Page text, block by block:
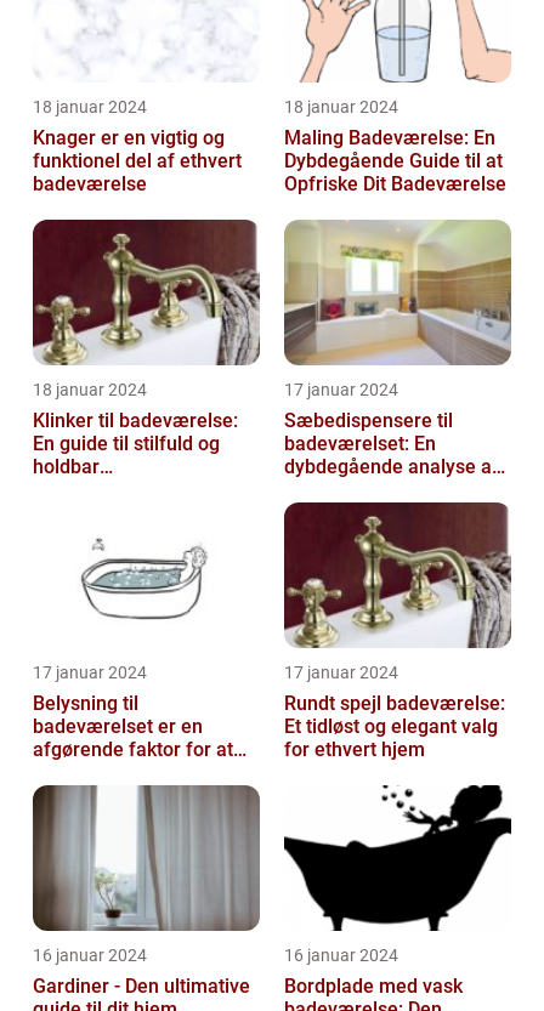
18 januar 2024
Knager er en vigtig og
funktionel del af ethvert
badeværelse
18 januar 2024
Maling Badeværelse: En
Dybdegående Guide til at
Opfriske Dit Badeværelse
18 januar 2024
Klinker til badeværelse:
En guide til stilfuld og
holdbar
17 januar 2024
Sæbedispensere til
badeværelset: En
dybdegående analyse af
dit hjem
17 januar 2024
Belysning til
badeværelset er en
afgørende faktor for at
funktionalitet i rummet...
17 januar 2024
Rundt spejl badeværelse:
Et tidløst og elegant valg
for ethvert hjem
16 januar 2024
Gardiner - Den ultimative
16 januar 2024
Bordplade med vask